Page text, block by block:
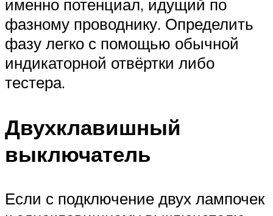
именно потенциал, идущий по
фазному проводнику. Определить
фазу легко с помощью обычной
индикаторной отвёртки либо
тестера.
Двухклавишный
выключатель
Если с подключение двух лампочек